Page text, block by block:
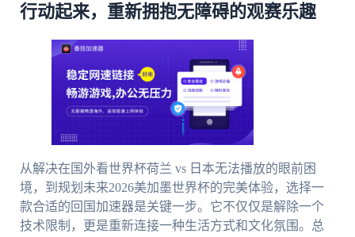
行动起来，重新拥抱无障碍的观赛乐趣
从解决在国外看世界杯荷兰 vs 日本无法播放的眼前困
境，到规划未来2026美加墨世界杯的完美体验，选择一
款合适的回国加速器是关键一步。它不仅仅是解除一个
技术限制，更是重新连接一种生活方式和文化氛围。总